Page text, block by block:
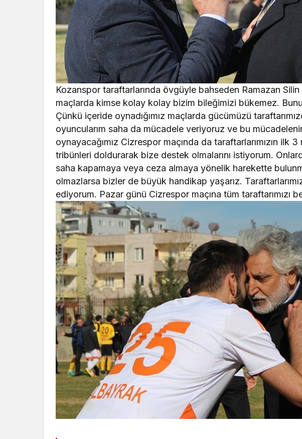
Kozanspor taraftarlarında övgüyle bahseden Ramazan Silin
maçlarda kimse kolay kolay bizim bileğimizi bükemez.
Çünkü içeride oynadığımız maçlarda gücümüzü
oyuncularım saha da mücadele veriyoruz ve bu mücadelenin
oynayacağımız Cizrespor maçında da taraftarlarımızın ilk
tribünleri doldurarak bize destek olmalarını istiyorum.
saha kapamaya veya ceza almaya yönelik harekette
olmazlarsa bizler de büyük handikap yaşarız.
ediyorum. Pazar günü Cizrespor maçına tüm taraftarımızı